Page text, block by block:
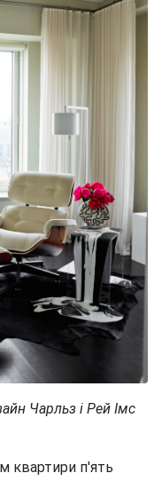
Чарльз і Рей Імс
квартири п'ять